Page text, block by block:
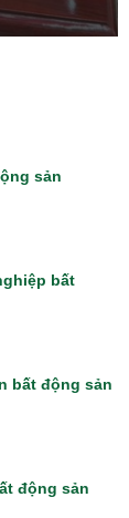
sản
bất
bất động sản
động sản